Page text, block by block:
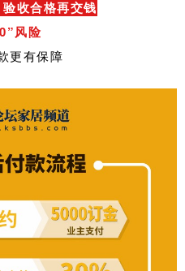
收合格再交钱
风险
更有保障